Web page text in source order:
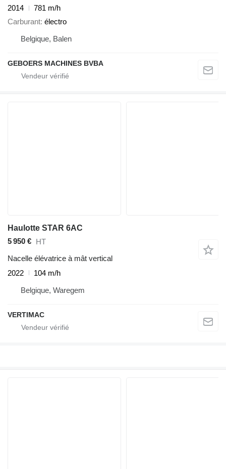
2014
781 m/h
Carburant électro
Belgique, Balen
GEBOERS MACHINES BVBA
Haulotte STAR 6AC
5 950 € HT
Nacelle élévatrice à mât vertical
2022
104 m/h
Belgique, Waregem
VERTIMAC